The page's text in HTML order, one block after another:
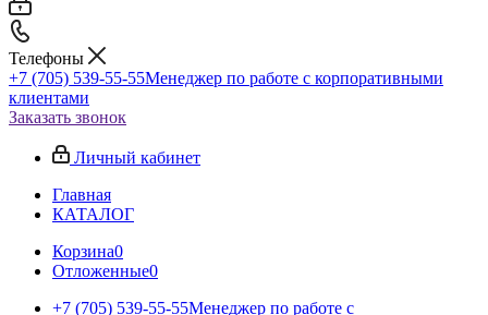
Телефоны
+7 (705) 539-55-55Менеджер по работе с корпоративными
клиентами
Заказать звонок
Личный кабинет
Главная
КАТАЛОГ
Корзина0
Отложенные0
+7 (705) 539-55-55Менеджер по работе с